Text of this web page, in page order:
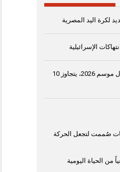
لكرة اليد المصرية
الإسرائيلية
إنتاج القمح في مصر خلال موسم 2026، يتجاوز 10
صُممت لتجعل الحركة
من الحياة اليومية